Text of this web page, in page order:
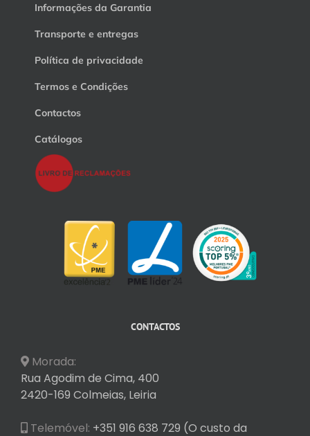
Informações da Garantia
Transporte e entregas
Política de privacidade
Termos e Condições
Contactos
Catálogos
CONTACTOS
Morada:
Rua Agodim de Cima, 400
2420-169 Colmeias, Leiria
Telemóvel: +351 916 638 729 (O custo da